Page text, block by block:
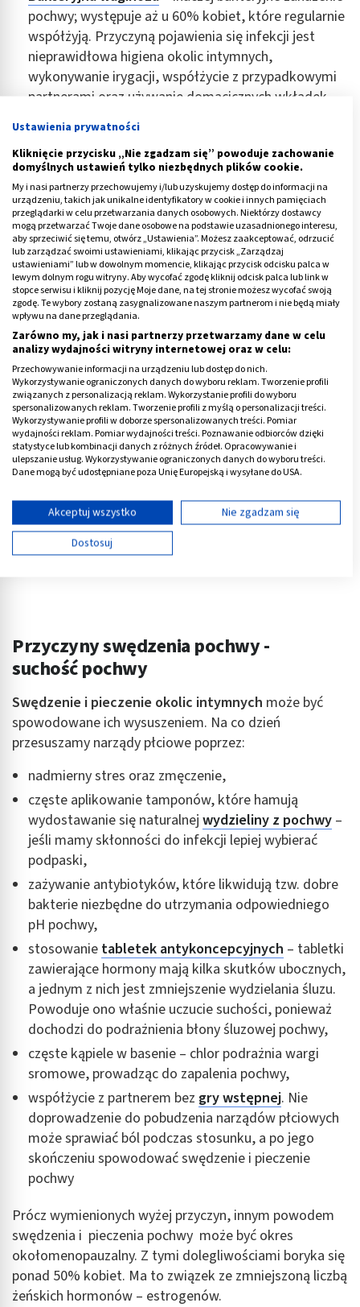
pochwy; występuje aż u 60% kobiet, które regularnie
współżyją. Przyczyną pojawienia się infekcji jest
nieprawidłowa higiena okolic intymnych,
wykonywanie irygacji, współżycie z przypadkowymi
partnerami oraz używanie domacicznych wkładek.
Atrofia, czyli zanikowe
w organizmie występuje zbyt mała ilość żeńskiego
hormonu – estrogenu. Dochodzi do zaniku tkanki
tłuszczowej na wargach sromowych w konsekwencji
doprowadzając do pieczenia oraz swędzenia.
Rzęsistkowica – czyli choroba
weneryczna, wywoływana przez pasożyta o
nazwierzęsistek pochwowy. Do jej najczęstszych
objawów prócz swędzenia i pieczenia należy żółto-
zielona wydzielina z pochwy oraz nieprzyjemny
ból
pochwy podczas aktywności seksualnej.
Reklama
Przyczyny swędzenia pochwy -
suchość pochwy
Swędzenie i pieczenie okolic intymnych może być
spowodowane ich wysuszeniem. Na co dzień
przesuszamy narządy płciowe poprzez:
nadmierny stres oraz zmęczenie,
częste aplikowanie tamponów, które hamują
wydostawanie się naturalnej wydzieliny z pochwy –
jeśli mamy skłonności do infekcji lepiej wybierać
podpaski,
zażywanie antybiotyków, które likwidują tzw. dobre
bakterie niezbędne do utrzymania odpowiedniego
pH pochwy,
stosowanie tabletek antykoncepcyjnych – tabletki
zawierające hormony mają kilka skutków ubocznych,
a jednym z nich jest zmniejszenie wydzielania śluzu.
Powoduje ono właśnie uczucie suchości, ponieważ
dochodzi do podrażnienia błony śluzowej pochwy,
częste kąpiele w basenie – chlor podrażnia wargi
sromowe, prowadząc do zapalenia pochwy,
współżycie z partnerem bez gry wstępnej. Nie
doprowadzenie do pobudzenia narządów płciowych
może sprawiać ból podczas stosunku, a po jego
skończeniu spowodować swędzenie i pieczenie
pochwy
Prócz wymienionych wyżej przyczyn, innym powodem
swędzenia i pieczenia pochwy może być okres
okołomenopauzalny. Z tymi dolegliwościami boryka się
ponad 50% kobiet. Ma to związek ze zmniejszoną liczbą
żeńskich hormonów – estrogenów.
Ustawienia prywatności
Kliknięcie przycisku „Nie zgadzam się” powoduje zachowanie
domyślnych ustawień tylko niezbędnych plików cookie.
My i nasi partnerzy przechowujemy i/lub uzyskujemy dostęp do informacji na
urządzeniu, takich jak unikalne identyfikatory w cookie i innych pamięciach
przeglądarki w celu przetwarzania danych osobowych. Niektórzy dostawcy
mogą przetwarzać Twoje dane osobowe na podstawie uzasadnionego interesu,
aby sprzeciwić się temu, otwórz „Ustawienia”. Możesz zaakceptować, odrzucić
lub zarządzać swoimi ustawieniami, klikając przycisk „Zarządzaj
ustawieniami” lub w dowolnym momencie, klikając przycisk odcisku palca w
lewym dolnym rogu witryny. Aby wycofać zgodę kliknij odcisk palca lub link w
stopce serwisu i kliknij pozycję Moje dane, na tej stronie możesz wycofać swoją
zgodę. Te wybory zostaną zasygnalizowane naszym partnerom i nie będą miały
wpływu na dane przeglądania.
Zarówno my, jak i nasi partnerzy przetwarzamy dane w celu
analizy wydajności witryny internetowej oraz w celu:
Przechowywanie informacji na urządzeniu lub dostęp do nich.
Wykorzystywanie ograniczonych danych do wyboru reklam. Tworzenie profili
związanych z personalizacją reklam. Wykorzystanie profili do wyboru
spersonalizowanych reklam. Tworzenie profili z myślą o personalizacji treści.
Wykorzystywanie profili w doborze spersonalizowanych treści. Pomiar
wydajności reklam. Pomiar wydajności treści. Poznawanie odbiorców dzięki
statystyce lub kombinacji danych z różnych źródeł. Opracowywanie i
ulepszanie usług. Wykorzystywanie ograniczonych danych do wyboru treści.
Dane mogą być udostępniane poza Unię Europejską i wysyłane do USA.
Wyświetl listę partnerów (11 dostawców IAB)
Używamy Twoich danych w następujących celach:
Cele przetwarzania IAB:
Tworzenie profili w celu spersonalizowanych
Wykorzystanie profili do wyboru
spersonalizowanych reklam
Wykorzystywanie profili w celu doboru
spersonalizowanych treści
Pomiar efektywności reklam
Pomiar efektywności treści
Rozumienie odbiorców dzięki statystyce lub
kombinacji danych z różnych źródeł
Rozwój i ulepszanie usług
Wykorzystywanie ograniczonych danych do
wyboru treści
Funkcje specjalne IAB:
Użycie dokładnych danych geolokalizacyjnych
Identyfikowanie urządzeń na podstawie
aktywnie żądanych informacji
Cele przetwarzania inne niż IAB:
Niezbędne
Wydajność (Performance)
Reklama / śledzenie
Akceptuj wszystko
Nie zgadzam się
Dostosuj